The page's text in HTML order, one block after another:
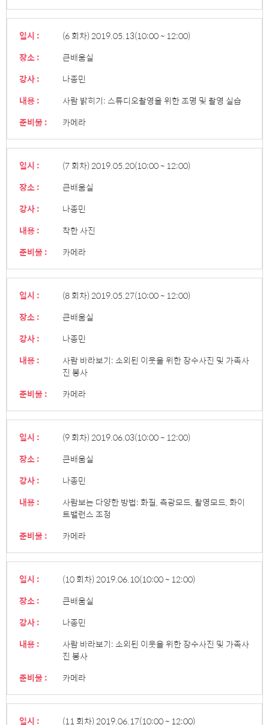
일시 : (6 회차) 2019.05.13(10:00 ~ 12:00)
장소 :
큰배움실
강사 :
나종민
내용 :
사람 밝히기: 스튜디오촬영을 위한 조명 및 촬영 실습
준비물 :
카메라
일시 : (7 회차) 2019.05.20(10:00 ~ 12:00)
장소 :
큰배움실
강사 :
나종민
내용 :
착한 사진
준비물 :
카메라
일시 : (8 회차) 2019.05.27(10:00 ~ 12:00)
장소 :
큰배움실
강사 :
나종민
내용 :
사람 바라보기: 소외된 이웃을 위한 장수사진 및 가족사
진 봉사
준비물 :
카메라
일시 : (9 회차) 2019.06.03(10:00 ~ 12:00)
장소 :
큰배움실
강사 :
나종민
내용 :
사람보는 다양한 방법: 화질, 측광모드, 촬영모드, 화이
트밸런스 조정
준비물 :
카메라
일시 : (10 회차) 2019.06.10(10:00 ~ 12:00)
장소 :
큰배움실
강사 :
나종민
내용 :
사람 바라보기: 소외된 이웃을 위한 장수사진 및 가족사
진 봉사
준비물 :
카메라
일시 : (11 회차) 2019.06.17(10:00 ~ 12:00)